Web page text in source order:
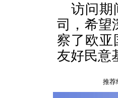
访问期
司，希望
察了欧亚
友好民意
推荐